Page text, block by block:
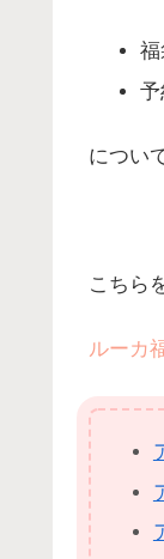
につい
こちら
ルーカ